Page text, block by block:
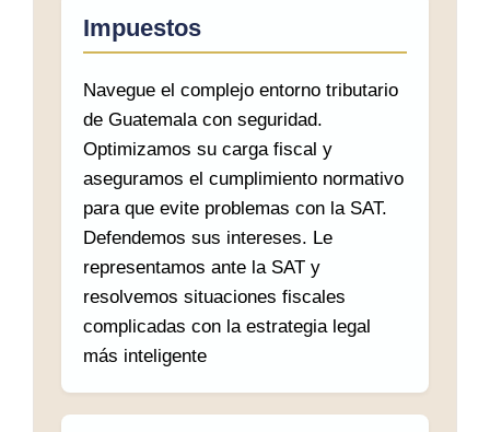
Impuestos
Navegue el complejo entorno tributario
de Guatemala con seguridad.
Optimizamos su carga fiscal y
aseguramos el cumplimiento normativo
para que evite problemas con la SAT.
Defendemos sus intereses. Le
representamos ante la SAT y
resolvemos situaciones fiscales
complicadas con la estrategia legal
más inteligente